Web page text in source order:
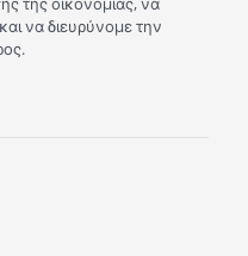
να διευρύνομε την